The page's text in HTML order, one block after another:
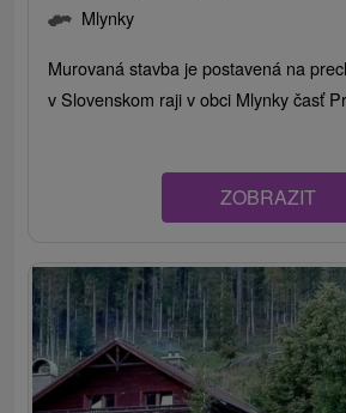
Mlynky
Murovaná stavba je postavená na
v Slovenskom raji v obci Mlynky časť
ZOBRAZIT